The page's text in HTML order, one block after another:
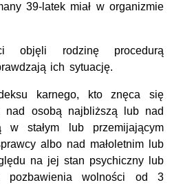
39-latek miał w organizmie
objęli rodzinę procedurą
ich sytuację.
karnego, kto znęca się
nad osobą najbliższą lub nad
w stałym lub przemijającym
albo nad małoletnim lub
na jej stan psychiczny lub
pozbawienia wolności od 3